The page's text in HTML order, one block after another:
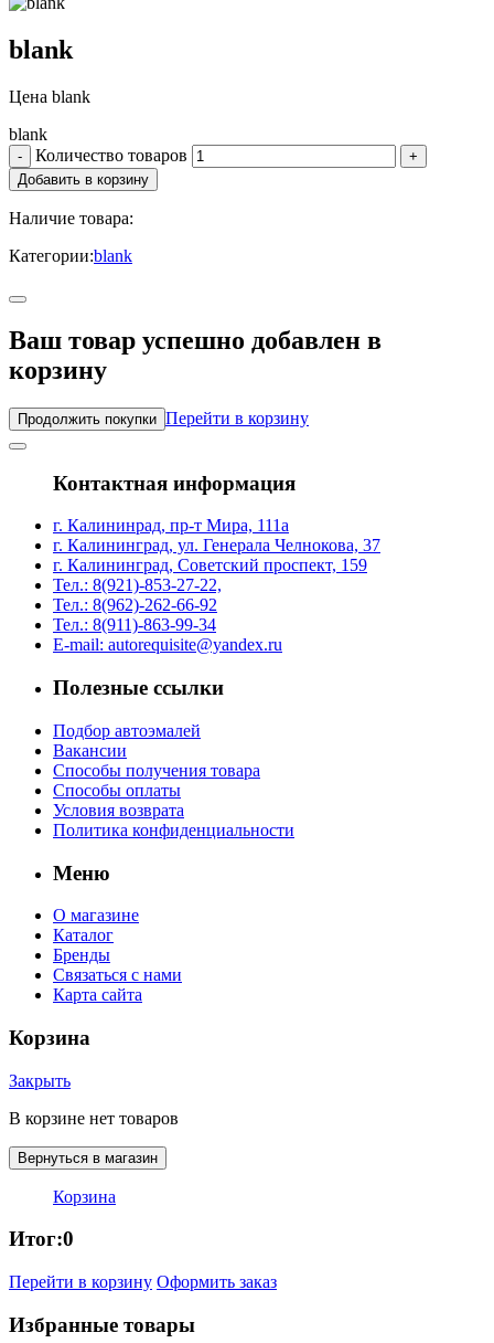
blank
Цена blank
blank
Количество товаров
Наличие товара:
Категории:blank
Ваш товар успешно добавлен в
корзину
Продолжить покупки Перейти в корзину
Контактная информация
г. Калининрад, пр-т Мира, 111а
г. Калининград, ул. Генерала Челнокова, 37
г. Калининград, Советский проспект, 159
Тел.: 8(921)-853-27-22,
Тел.: 8(962)-262-66-92
Тел.: 8(911)-863-99-34
E-mail: autorequisite@yandex.ru
Полезные ссылки
Подбор автоэмалей
Вакансии
Способы получения товара
Способы оплаты
Условия возврата
Политика конфиденциальности
Меню
О магазине
Каталог
Бренды
Связаться с нами
Карта сайта
Корзина
Закрыть
В корзине нет товаров
Вернуться в магазин
Корзина
Итог:0
Перейти в корзину Оформить заказ
Избранные товары